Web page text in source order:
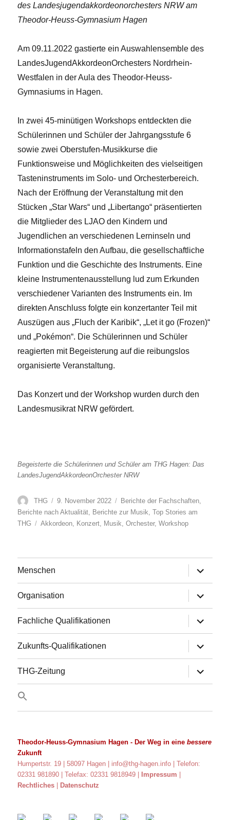
des Landesjugendakkordeonorchesters NRW am
Theodor-Heuss-Gymnasium Hagen
Am 09.11.2022 gastierte ein Auswahlensemble des
LandesJugendAkkordeonOrchesters Nordrhein-
Westfalen in der Aula des Theodor-Heuss-
Gymnasiums in Hagen.
In zwei 45-minütigen Workshops entdeckten die
Schülerinnen und Schüler der Jahrgangsstufe 6
sowie zwei Oberstufen-Musikkurse die
Funktionsweise und Möglichkeiten des vielseitigen
Tasteninstruments im Solo- und Orchesterbereich.
Nach der Eröffnung der Veranstaltung mit den
Stücken „Star Wars“ und „Libertango“ präsentierten
die Mitglieder des LJAO den Kindern und
Jugendlichen an verschiedenen Lerninseln und
Informationstafeln den Aufbau, die gesellschaftliche
Funktion und die Geschichte des Instruments. Eine
kleine Instrumentenausstellung lud zum Erkunden
verschiedener Varianten des Instruments ein. Im
direkten Anschluss folgte ein konzertanter Teil mit
Auszügen aus „Fluch der Karibik“, „Let it go (Frozen)“
und „Pokémon“. Die Schülerinnen und Schüler
reagierten mit Begeisterung auf die reibungslos
organisierte Veranstaltung.
Das Konzert und der Workshop wurden durch den
Landesmusikrat NRW gefördert.
Begeisterte die Schülerinnen und Schüler am THG Hagen: Das
LandesJugendAkkordeonOrchester NRW
Autor
THG
Veröffentlicht
am
9. November 2022 Kategorien
Berichte der Fachschaften
Berichte nach Aktualität
Berichte zur Musik ,Top Stories am
THG
Schlagwörter
Akkordeon Konzert Musik ,Orchester,Workshop
Menschen
anzeigen
Organisation
anzeigen
Fachliche Qualifikationen
anzeigen
Zukunfts-Qualifikationen
anzeigen
THG-Zeitung
anzeigen
Theodor-Heuss-Gymnasium Hagen - Der Weg in einebessere
Zukunft
Humpertstr. 19 | 58097 Hagen | info@thg-hagen.info
| Telefon:
02331 981890 | Telefax: 02331 9818949 |
Impressum
Rechtliches
Datenschutz